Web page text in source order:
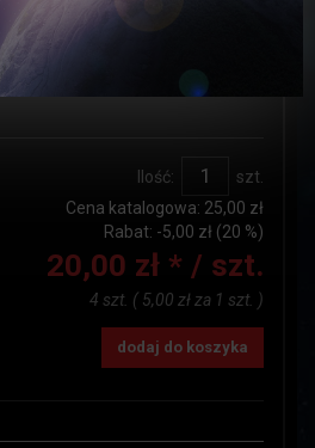
Ilość:
szt.
Cena katalogowa: 25,00 zł
Rabat: -5,00 zł (20 %)
20,00 zł * / szt.
4 szt. ( 5,00 zł za 1 szt. )
dodaj do koszyka